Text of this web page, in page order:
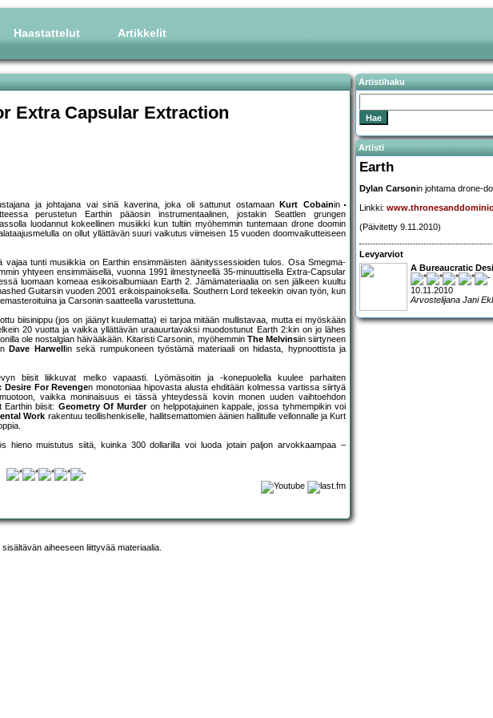
Haastattelut Artikkelit
Extra Capsular Extraction
ja johtajana vai sinä kaverina, joka oli sattunut ostamaan Kurt Cobainin
perustetun Earthin pääosin instrumentaalinen, jostakin Seattlen grungen
luodannut kokeellinen musiikki kun tultiin myöhemmin tuntemaan drone doomin
on ollut yllättävän suuri vaikutus viimeisen 15 vuoden doomvaikutteiseen
tunti musiikkia on Earthin ensimmäisten äänityssessioiden tulos. Osa Smegma-
yhtyeen ensimmäisellä, vuonna 1991 ilmestyneellä 35-minuuttisella Extra-Capsular
luomaan komeaa esikoisalbumiaan Earth 2. Jämämateriaalia on sen jälkeen kuultu
Guitarsin vuoden 2001 erikoispainoksella. Southern Lord tekeekin oivan työn, kun
ja Carsonin saatteella varustettuna.
biisinippu (jos on jäänyt kuulematta) ei tarjoa mitään mullistavaa, mutta ei myöskään
20 vuotta ja vaikka yllättävän uraauurtavaksi muodostunut Earth 2:kin on jo lähes
ole nostalgian häivääkään. Kitaristi Carsonin, myöhemmin The Melvinsiin siirtyneen
Dave Harwell in sekä rumpukoneen työstämä materiaali on hidasta, hypnoottista ja
biisit liikkuvat melko vapaasti. Lyömäsoitin ja -konepuolella kuulee parhaiten
Desire For Revengen monotoniaa hipovasta alusta ehditään kolmessa vartissa siirtyä
vaikka moninaisuus ei tässä yhteydessä kovin monen uuden vaihtoehdon
Earthin biisit: Geometry Of Murderon helppotajuinen kappale, jossa tyhmempikin voi
Work rakentuu teollishenkiselle, hallitsemattomien äänien hallitulle vellonnalle ja Kurt
muistutus siitä, kuinka 300 dollarilla voi luoda jotain paljon arvokkaampaa –
Artistihaku
Artisti
Earth
Dylan Carsonin johtama drone-
Linkki:
(Päivitetty 9.11.2010)
Levyarviot
A Bureaucratic
10.11.2010
Arvostelijana Jani
aiheeseen liittyvää materiaalia.